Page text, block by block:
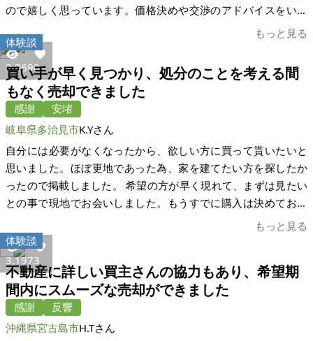
ので嬉しく思っています。価格決めや交渉のアドバイスをいた
だいたおかげです。肩の荷が下りました。小粒な案件にもかか
わらず、細かなフォローをいただき感謝致します。大変お世話
になりました。ありがとうございました。
もっと見る
3,3690
体験談
買い手が早く見つかり、処分のことを考える間
もなく売却できました
感謝
安堵
岐阜県多治見市K.Yさん
自分には必要がなくなったから、欲しい方に買って貰いたいと
思いました。ほぼ更地であった為、家を建てたい方を探したか
ったので掲載しました。 希望の方が早く現れて、まずは見たい
との事で現地でお会いしました。もうすでに購入は決めておら
れる様子がうかがえました。その様子で間違いはないと確信で
きました。今回は運が良いと思います。処分をどうするとか考
える間もなく購入頂きました。本当にラッキーでした。近々別
の所有の土地と知人の持ってる家を家いちばに案内させて頂く
事にしました。今後もよろしくお願い致します。
もっと見る
3,1973
体験談
不動産に詳しい買主さんの協力もあり、希望期
間内にスムーズな売却ができました
感謝
反響
沖縄県宮古島市H.Tさん